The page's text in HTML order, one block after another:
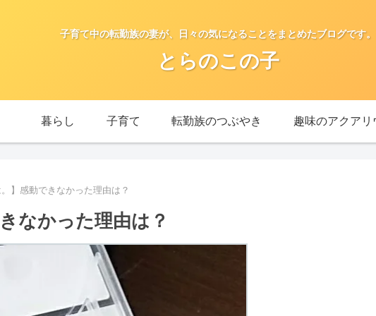
子育て中の転勤族の妻が、日々の気になることをまとめたブログです。
とらのこの子
暮らし 子育て 転勤族のつぶやき 趣味のアクアリ
。】感動できなかった理由は？
なかった理由は？